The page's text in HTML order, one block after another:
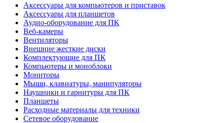
Аксессуары для компьютеров и приставок
Аксессуары для планшетов
Аудио-оборудование для ПК
Веб-камеры
Вентиляторы
Внешние жесткие диски
Комплектующие для ПК
Компьютеры и моноблоки
Мониторы
Мыши, клавиатуры, манипуляторы
Наушники и гарнитуры для ПК
Планшеты
Расходные материалы для техники
Сетевое оборудование